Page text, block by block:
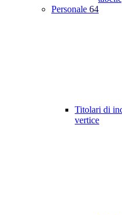
Personale 64
Titolari di
vertice